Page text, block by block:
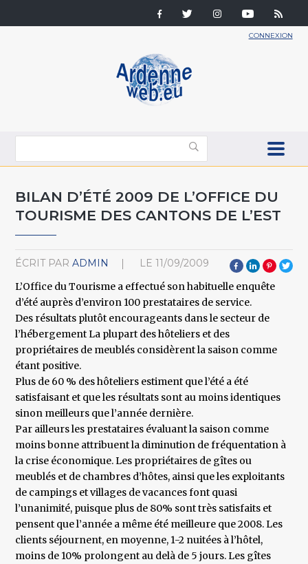
CONNEXION
BILAN D’ÉTÉ 2009 DE L’OFFICE DU
TOURISME DES CANTONS DE L’EST
ÉCRIT PAR ADMIN LE 11/09/2009
L’Office du Tourisme a effectué son habituelle enquête
d’été auprès d’environ 100 prestataires de service.
Des résultats plutôt encourageants dans le secteur de
l’hébergement La plupart des hôteliers et des
propriétaires de meublés considèrent la saison comme
étant positive.
Plus de 60 % des hôteliers estiment que l’été a été
satisfaisant et que les résultats sont au moins identiques
sinon meilleurs que l’année dernière.
Par ailleurs les prestataires évaluant la saison comme
moins bonne attribuent la diminution de fréquentation à
la crise économique. Les propriétaires de gîtes ou
meublés et de chambres d’hôtes, ainsi que les exploitants
de campings et villages de vacances font quasi
l’unanimité, puisque plus de 80% sont très satisfaits et
pensent que l’année a même été meilleure que 2008. Les
clients séjournent, en moyenne, 1-2 nuitées à l’hôtel,
moins de 10% prolongent au delà de 5 jours. Les gîtes